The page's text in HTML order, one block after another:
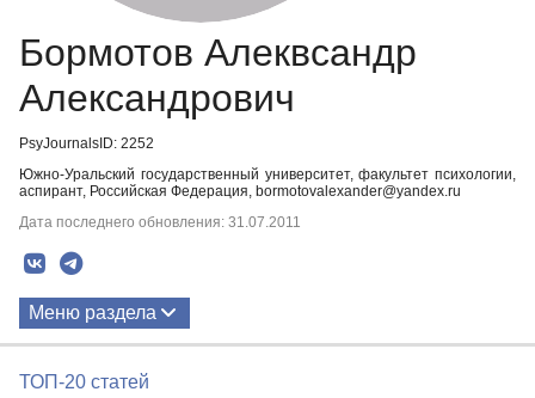
Бормотов Алеквсандр
Александрович
PsyJournalsID: 2252
Южно-Уральский государственный университет, факультет психологии,
аспирант, Российская Федерация, bormotovalexander@yandex.ru
Дата последнего обновления: 31.07.2011
Меню раздела
ТОП-20 статей